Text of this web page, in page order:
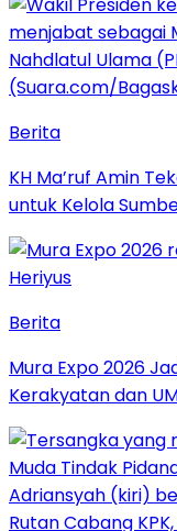
Berita
KH Ma’ruf Amin
untuk Kelola
Berita
Mura Expo 2026
Kerakyatan dan